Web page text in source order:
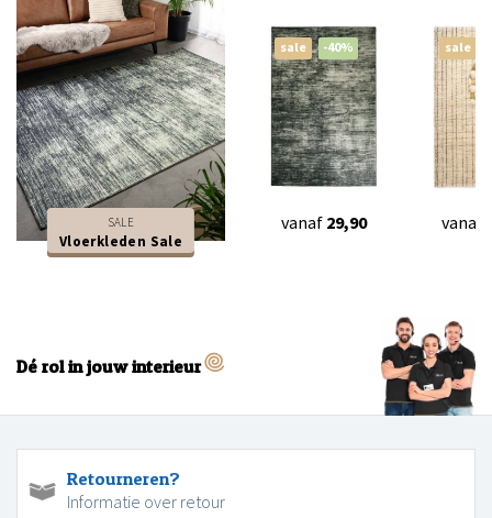
SALE
Vloerkleden Sale
sale -40%
vanaf 29,90
sale
vanaf
Dé rol in jouw interieur
Retourneren?
Informatie over retour